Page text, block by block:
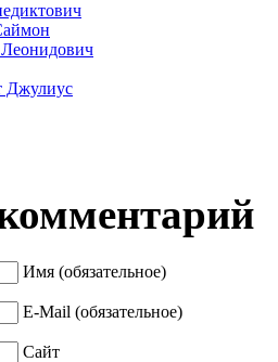
Джулиус
Имя (обязательное)
E-Mail (обязательное)
Сайт